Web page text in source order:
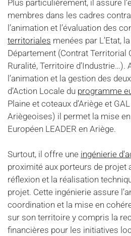
Plus particulièrement, il assure
membres dans les cadres
l’animation et l’évaluation des
territoriales menées par L’Etat,
Département (Contrat Territorial
Ruralité, Territoire d’Industrie…).
l’animation et la gestion des
d’Action Locale du programme
Plaine et coteaux d’Ariège et
Ariègeoises) il permet la mise
Européen LEADER en Ariège.
Surtout, il offre une ingénierie
proximité aux porteurs de projet
réflexion et la réalisation
projet. Cette ingénierie assure
coordination et la mise en
sur son territoire y compris la
financières pour les initiatives